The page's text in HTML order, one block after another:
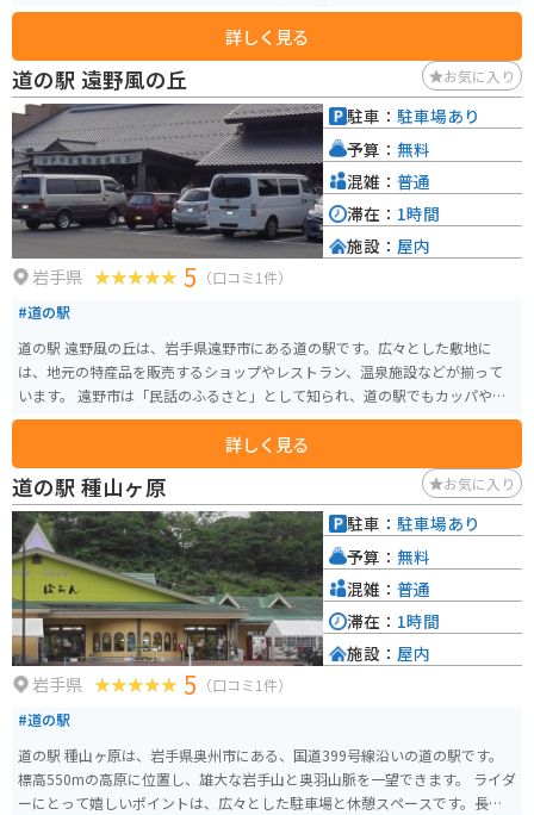
けて整備された藩主の参拝ルートは「志和稲荷街道」として、現在も主要道
いるので自由に停められます。鳥居から本殿、そしてその脇の斜面上にある
「千年の老杉」までは、ゆっくり歩いても15分ほどですが、茅の輪くぐりや
夏場鳥居に付けられる風鈴のおかげで、退屈せず参拝することができます。
近くには温泉施設「ラ・フランス温泉」やブルーベリー農園などの娯楽施設
も多く、1日中楽しめます。
詳しく見る
道の駅 遠野風の丘 お気に入り
岩手県 5 （口コミ1件）
#道の駅
道の駅 遠野風の丘は、岩手県遠野市にある道の駅です。広々とした敷地に
は、地元の特産品を販売するショップやレストラン、温泉施設などが揃って
います。 遠野市は「民話のふるさと」として知られ、道の駅でもカッパや座
敷わらしにまつわるお土産や展示を見ることができます。遠野風の丘から眺
める景色は素晴らしく、晴れた日には早池峰山を望むこともできます。周辺
には牧場や田園風景が広がり、のどかな雰囲気の中をツーリングするのにも
最適です。 レストランでは、遠野産の食材を使った郷土料理や、名物のジン
ギスカンを楽しむことができます。また、併設の温泉施設「風の湯」では、
旅の疲れを癒すことができます。売店には、遠野のお菓子や民芸品、地元で
採れた新鮮な野菜などが販売されています。 バイクで訪れる際は、道の駅か
ら遠野市内へのアクセスも良く、観光拠点としても便利です。広い駐車場が
あるので、ゆったりと休憩することができます。周辺道路は走りやすく、景
色も良いので、ツーリングにもおすすめです。
詳しく見る
駐車： 駐車場あり
予算： 無料
混雑： 普通
滞在： 1時間
施設： 屋内
道の駅 種山ヶ原 お気に入り
岩手県 5 （口コミ1件）
#道の駅
道の駅 種山ヶ原は、岩手県奥州市にある、国道399号線沿いの道の駅です。
標高550mの高原に位置し、雄大な岩手山と奥羽山脈を一望できます。 ライダ
ーにとって嬉しいポイントは、広々とした駐車場と休憩スペースです。長距
駐車： 駐車場あり
予算： 無料
混雑： 普通
滞在： 1時間
施設： 屋内